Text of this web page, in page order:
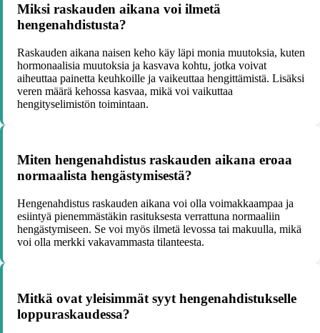
Miksi raskauden aikana voi ilmetä
hengenahdistusta?
Raskauden aikana naisen keho käy läpi monia muutoksia, kuten
hormonaalisia muutoksia ja kasvava kohtu, jotka voivat
aiheuttaa painetta keuhkoille ja vaikeuttaa hengittämistä. Lisäksi
veren määrä kehossa kasvaa, mikä voi vaikuttaa
hengityselimistön toimintaan.
Miten hengenahdistus raskauden aikana eroaa
normaalista hengästymisestä?
Hengenahdistus raskauden aikana voi olla voimakkaampaa ja
esiintyä pienemmästäkin rasituksesta verrattuna normaaliin
hengästymiseen. Se voi myös ilmetä levossa tai makuulla, mikä
voi olla merkki vakavammasta tilanteesta.
Mitkä ovat yleisimmät syyt hengenahdistukselle
loppuraskaudessa?